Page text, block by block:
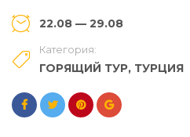
22.08 — 29.08
Категория:
ГОРЯЩИЙ ТУР, ТУРЦИЯ